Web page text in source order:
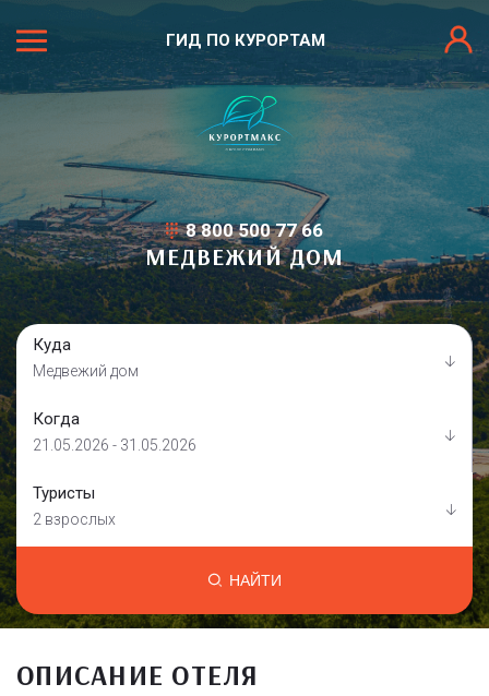
ГИД ПО КУРОРТАМ
8 800 500 77 66
МЕДВЕЖИЙ ДОМ
Куда
Медвежий дом
Когда
21.05.2026 - 31.05.2026
Туристы
2 взрослых
НАЙТИ
ОПИСАНИЕ ОТЕЛЯ